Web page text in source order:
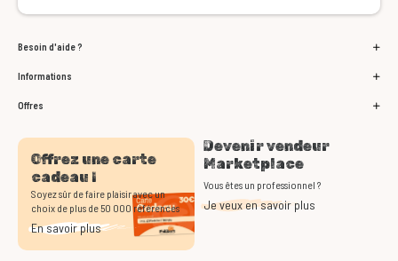
Besoin d'aide ?
Informations
Offres
Offrez une carte
cadeau !
Soyez sûr de faire plaisir avec un
choix de plus de 50 000 références
En savoir plus
Devenir vendeur
Marketplace
Vous êtes un professionnel ?
Je veux en savoir plus